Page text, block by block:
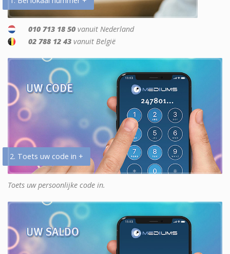
010 713 18 50 vanuit Nederland
02 788 12 43 vanuit België
2. Toets uw code in +
Toets uw persoonlijke code in.